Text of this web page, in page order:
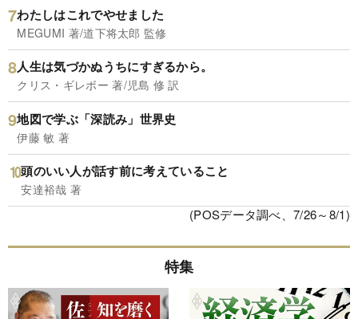
わたしはこれでやせました
MEGUMI 著/道下将太郎 監修
人生は気づかぬうちにすぎるから。
クリス・ギレボー 著/児島 修 訳
地図で学ぶ「深読み」世界史
伊藤 敏 著
頭のいい人が話す前に考えていること
安達裕哉 著
(POSデータ調べ、7/26～8/1)
特集